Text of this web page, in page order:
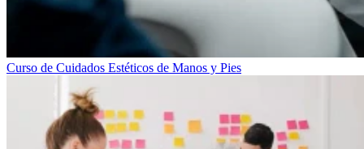
Curso de Cuidados Estéticos de Manos y Pies